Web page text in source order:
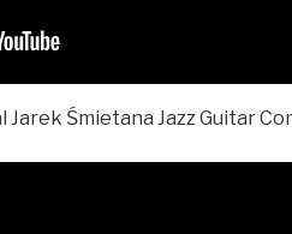
Śmietana Jazz Guitar